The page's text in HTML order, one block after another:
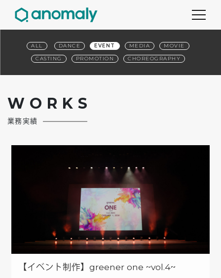
ALL DANCE EVENT MEDIA
MOVIE
CASTING
PROMOTION CHOREOGRAPHY
W O R K S
業務実績
【イベント制作】greener one ~vol.4~